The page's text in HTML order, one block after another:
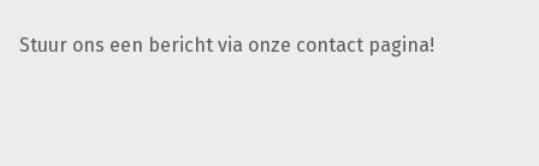
Stuur ons een bericht via onze contact pagina!